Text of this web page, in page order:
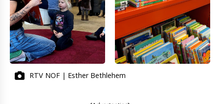
RTV NOF | Esther Bethlehem